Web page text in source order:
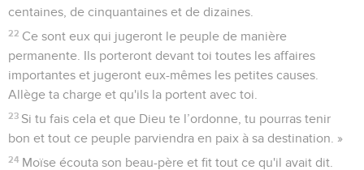
centaines, de cinquantaines et de dizaines.
22 Ce sont eux qui jugeront le peuple de manière
permanente. Ils porteront devant toi toutes les affaires
importantes et jugeront eux-mêmes les petites causes.
Allège ta charge et qu'ils la portent avec toi.
23 Si tu fais cela et que Dieu te l’ordonne, tu pourras tenir
bon et tout ce peuple parviendra en paix à sa destination. »
24 Moïse écouta son beau-père et fit tout ce qu'il avait dit.